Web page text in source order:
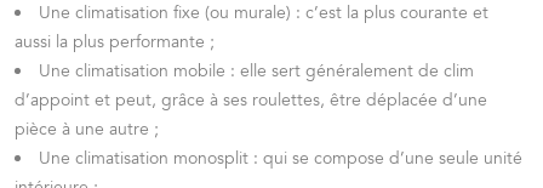
Une climatisation fixe (ou murale) : c’est la plus courante et
aussi la plus performante ;
Une climatisation mobile : elle sert généralement de clim
d’appoint et peut, grâce à ses roulettes, être déplacée d’une
pièce à une autre ;
Une climatisation monosplit : qui se compose d’une seule unité